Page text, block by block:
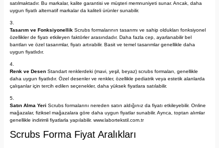
satılmaktadır. Bu markalar, kalite garantisi ve müşteri memnuniyeti sunar. Ancak, daha
uygun fiyatlı alternatif markalar da kaliteli ürünler sunabilir.
Tasarım ve Fonksiyonellik Scrubs formalarının tasarımı ve sahip oldukları fonksiyonel
özellikler de fiyatı etkileyen faktörler arasındadır. Daha fazla cep, ayarlanabilir bel
bantları ve özel tasarımlar, fiyatı artırabilir. Basit ve temel tasarımlar genellikle daha
uygun fiyatlıdır.
Renk ve Desen Standart renklerdeki (mavi, yeşil, beyaz) scrubs formaları, genellikle
daha uygun fiyatlıdır. Özel desenler ve renkler, özellikle pediatrik veya estetik alanlarda
çalışanlar için tercih edilen seçenekler, daha yüksek fiyatlara satılabilir.
Satın Alma Yeri Scrubs formalarını nereden satın aldığınız da fiyatı etkileyebilir. Online
mağazalar, fiziksel mağazalara göre daha uygun fiyatlar sunabilir. Ayrıca, toptan alımlar
genellikle indirimli fiyatlarla yapılabilir. www.labortekstil.com.tr
Scrubs Forma Fiyat Aralıkları